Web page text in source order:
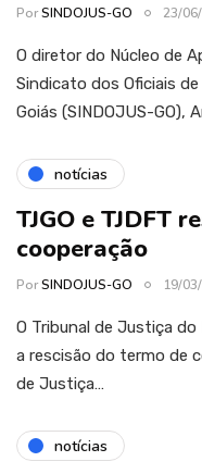
PorSINDOJUS-GO 23/
O diretor do Núcleo de
Sindicato dos Oficiais
Goiás (SINDOJUS-GO),
notícias
TJGO e TJDFT
cooperação
PorSINDOJUS-GO 19/
O Tribunal de Justiça
a rescisão do termo de
de Justiça…
notícias